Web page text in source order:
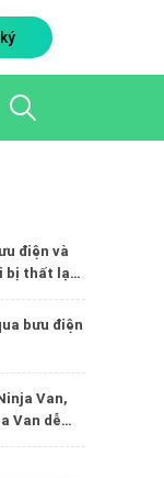
điện và
bị thất lạc
bưu điện
Van,
Van dễ